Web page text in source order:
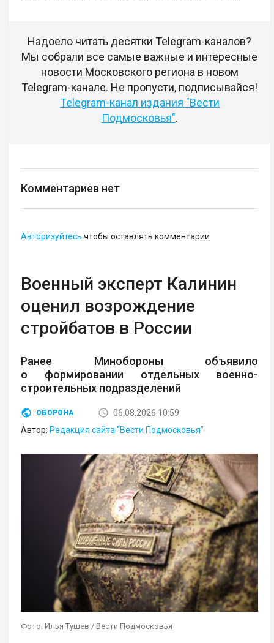
Надоело читать десятки Telegram-каналов?
Мы собрали все самые важные и интересные
новости Московского региона в новом
Telegram-канале. Не пропусти, подписывайся!
Telegram-канал издания "Вести
Подмосковья".
Комментариев нет
Авторизуйтесь чтобы оставлять комментарии
Военный эксперт Калинин
оценил возрождение
стройбатов в России
Ранее Минобороны объявило
о формировании отдельных военно-
строительных подразделений
ОБОРОНА
06.08.2026 10:59
Автор: Редакция сайта "Вести Подмосковья"
Фото: Илья Тушев / Вести Подмосковья